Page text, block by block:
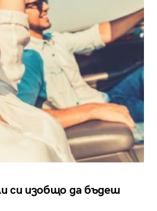
си изобщо да бъдеш